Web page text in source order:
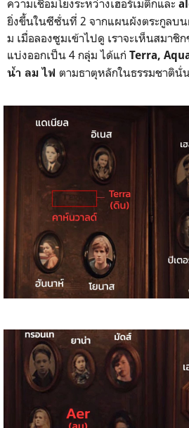
ความเชื่อมโยงระหว่างเฮอร์เมติกและ
ยิ่งขึ้นในซีซั่นที่ 2 จากแผนผังตระกูลบ
ม เมื่อลองซูมเข้าไปดู เราจะเห็นสมาชิ
แบ่งออกเป็น 4 กลุ่ม ได้แก่ Terra,
น้ำ ลม ไฟ ตามธาตุหลักในธรรมชาตินั่